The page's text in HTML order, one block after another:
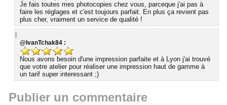
Je fais toutes mes photocopies chez vous, parceque j'ai pas à
faire les réglages et c'est toujours parfait. En plus ça revient pas
plus cher, vraiment un service de qualité !
@IvanTchak84 :
Nous avons besoin d'une impression parfaite et à Lyon j'ai trouvé
que votre atelier pour réaliser une impression haut de gamme à
un tarif super interessant ;)
Publier un commentaire